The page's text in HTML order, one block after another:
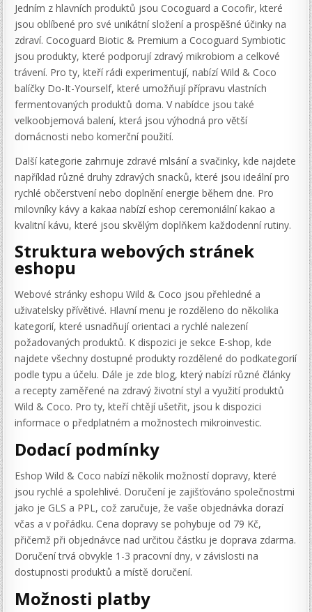
Jedním z hlavních produktů jsou Cocoguard a Cocofir, které
jsou oblíbené pro své unikátní složení a prospěšné účinky na
zdraví. Cocoguard Biotic & Premium a Cocoguard Symbiotic
jsou produkty, které podporují zdravý mikrobiom a celkové
trávení. Pro ty, kteří rádi experimentují, nabízí Wild & Coco
balíčky Do-It-Yourself, které umožňují přípravu vlastních
fermentovaných produktů doma. V nabídce jsou také
velkoobjemová balení, která jsou výhodná pro větší
domácnosti nebo komerční použití.
Další kategorie zahrnuje zdravé mlsání a svačinky, kde najdete
například různé druhy zdravých snacků, které jsou ideální pro
rychlé občerstvení nebo doplnění energie během dne. Pro
milovníky kávy a kakaa nabízí eshop ceremoniální kakao a
kvalitní kávu, které jsou skvělým doplňkem každodenní rutiny.
Struktura webových stránek
eshopu
Webové stránky eshopu Wild & Coco jsou přehledné a
uživatelsky přívětivé. Hlavní menu je rozděleno do několika
kategorií, které usnadňují orientaci a rychlé nalezení
požadovaných produktů. K dispozici je sekce E-shop, kde
najdete všechny dostupné produkty rozdělené do podkategorií
podle typu a účelu. Dále je zde blog, který nabízí různé články
a recepty zaměřené na zdravý životní styl a využití produktů
Wild & Coco. Pro ty, kteří chtějí ušetřit, jsou k dispozici
informace o předplatném a možnostech mikroinvestic.
Dodací podmínky
Eshop Wild & Coco nabízí několik možností dopravy, které
jsou rychlé a spolehlivé. Doručení je zajišťováno společnostmi
jako je GLS a PPL, což zaručuje, že vaše objednávka dorazí
včas a v pořádku. Cena dopravy se pohybuje od 79 Kč,
přičemž při objednávce nad určitou částku je doprava zdarma.
Doručení trvá obvykle 1-3 pracovní dny, v závislosti na
dostupnosti produktů a místě doručení.
Možnosti platby